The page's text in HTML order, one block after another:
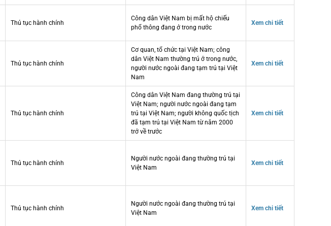
Thủ tục hành chính
Công dân Việt Nam bị mất hộ chiếu
phổ thông đang ở trong nước
Xem chi tiết
Thủ tục hành chính
Cơ quan, tổ chức tại Việt Nam; công
dân Việt Nam thường trú ở trong nước,
người nước ngoài đang tạm trú tại Việt
Nam
Xem chi tiết
Thủ tục hành chính
Công dân Việt Nam đang thường trú tại
Việt Nam; người nước ngoài đang tạm
trú tại Việt Nam; người không quốc tịch
đã tạm trú tại Việt Nam từ năm 2000
trở về trước
Xem chi tiết
Thủ tục hành chính
Người nước ngoài đang thường trú tại
Việt Nam
Xem chi tiết
Thủ tục hành chính
Người nước ngoài đang thường trú tại
Việt Nam
Xem chi tiết